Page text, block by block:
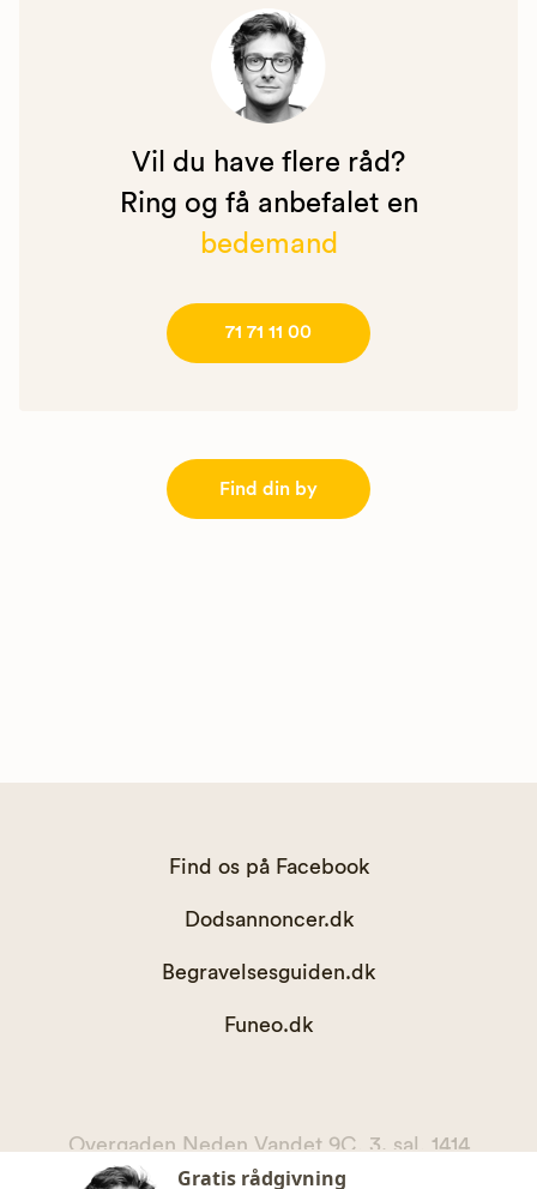
Vil du have flere råd?
Ring og få anbefalet en
bedemand
71 71 11 00
Find din by
Find os på Facebook
Dodsannoncer.dk
Begravelsesguiden.dk
Funeo.dk
Overgaden Neden Vandet 9C, 3. sal, 1414
København K
Gratis rådgivning